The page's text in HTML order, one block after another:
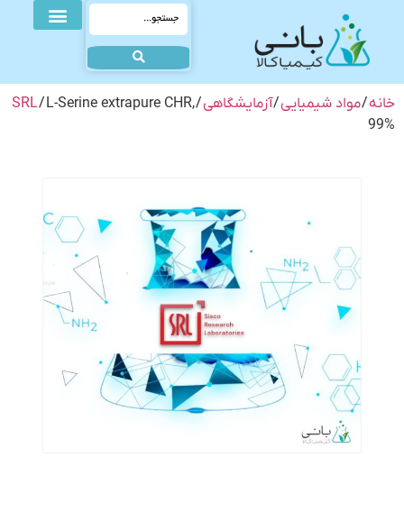
خانه/مواد شیمیایی/آزمایشگاهی/
SRL/ L-Serine extrapure CHR,
99%